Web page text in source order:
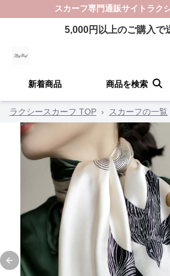
スカーフ専門通販サイト ラク
5,000円以上のご購入で
新着商品 商品を検索
ラクシースカーフ TOP › スカーフの一覧
Previous slide